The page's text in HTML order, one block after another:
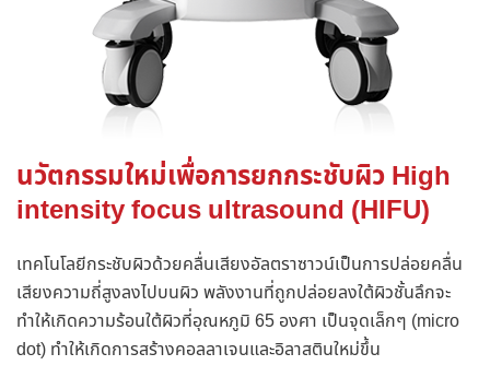
นวัตกรรมใหม่เพื่อการยกกระชับผิว High
intensity focus ultrasound (HIFU)
เทคโนโลยีกระชับผิวด้วยคลื่นเสียงอัลตราซาวน์เป็นการปล่อยคลื่น
เสียงความถี่สูงลงไปบนผิว พลังงานที่ถูกปล่อยลงใต้ผิวชั้นลึกจะ
ทำให้เกิดความร้อนใต้ผิวที่อุณหภูมิ 65 องศา เป็นจุดเล็กๆ (micro
dot) ทำให้เกิดการสร้างคอลลาเจนและอิลาสตินใหม่ขึ้น